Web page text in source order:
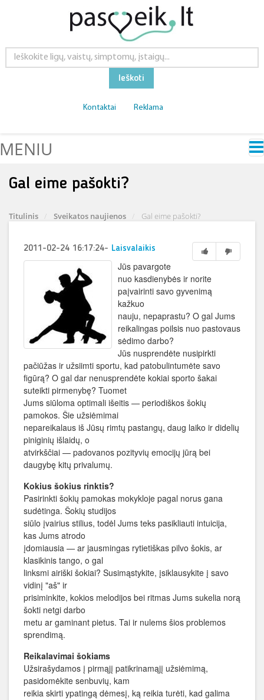
Ieškoti
Kontaktai Reklama
MENIU
Gal eime pašokti?
Titulinis Sveikatos naujienos Gal eime pašokti?
2011-02-24 16:17:24- Laisvalaikis
Jūs pavargote
nuo kasdienybės ir norite
paįvairinti savo gyvenimą
kažkuo
nauju, nepaprastu? O gal Jums
reikalingas poilsis nuo pastovaus
sėdimo darbo?
Jūs nusprendėte nusipirkti
pačiūžas ir užsiimti sportu, kad patobulintumėte savo
figūrą? O gal dar nenusprendėte kokiai sporto šakai
suteikti pirmenybę? Tuomet
Jums siūloma optimali išeitis — periodiškos šokių
pamokos. Šie užsiėmimai
nepareikalaus iš Jūsų rimtų pastangų, daug laiko ir didelių
piniginių išlaidų, o
atvirkščiai — padovanos pozityvių emocijų jūrą bei
daugybę kitų privalumų.
Kokius šokius rinktis?
Pasirinkti šokių pamokas mokykloje pagal norus gana
sudėtinga. Šokių studijos
siūlo įvairius stilius, todėl Jums teks pasikliauti intuicija,
kas Jums atrodo
įdomiausia — ar jausmingas rytietiškas pilvo šokis, ar
klasikinis tango, o gal
linksmi airiški šokiai? Susimąstykite, įsiklausykite į savo
vidinį "aš" ir
prisiminkite, kokios melodijos bei ritmas Jums sukelia norą
šokti netgi darbo
metu ar gaminant pietus. Tai ir nulems šios problemos
sprendimą.
Reikalavimai šokiams
Užsirašydamos į pirmąjį patikrinamąjį užsiėmimą,
pasidomėkite senbuvių, kam
reikia skirti ypatingą dėmesį, ką reikia turėti, kad galima